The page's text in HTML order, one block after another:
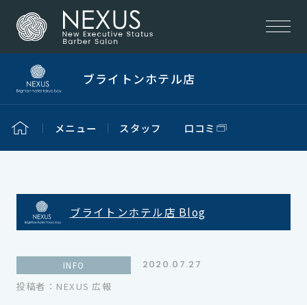
ブライトンホテル店 Blog
INFO
2020.07.27
投稿者：NEXUS 広報
ブライトンホテル店
メニュー スタッフ 口コミ